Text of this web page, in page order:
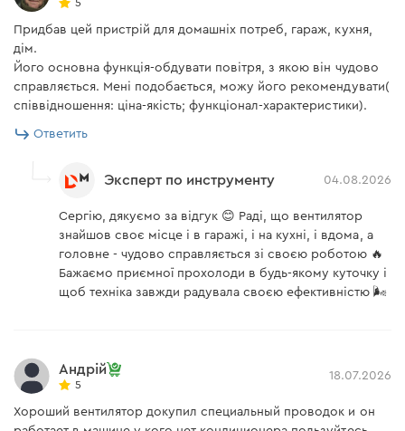
фиксации на плоских
Угол наклона
Диаметр лопастей
вентилятора
150 мм
Количество режимов
Скорость воздушного
режиме
потока в среднем режиме
5,4 м/с
Скорость воздушного
Максимальный уровень
шума
Номинальное напряжение 10,8 V
5
Придбав цей пристрій для домашніх потреб, гараж, кухня,
дім.
Його основна функція-обдувати повітря, з якою він чудово
справляється. Мені подобається, можу його рекомендувати(
співвідношення: ціна-якість; функціонал-характеристики).
Ответить
Эксперт по инструменту 04.08.2026
Сергію, дякуємо за відгук 😊 Раді, що вентилятор
знайшов своє місце і в гаражі, і на кухні, і вдома, а
головне - чудово справляється зі своєю роботою 🔥
Бажаємо приємної прохолоди в будь-якому куточку і
щоб техніка завжди радувала своєю ефективністю 🌬️
Андрій
5
18.07.2026
Хороший вентилятор докупил специальный проводок и он